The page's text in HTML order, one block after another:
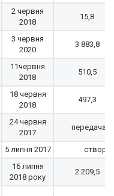
2 червня
2018
15,8
3 червня
2020
3 883,8
11червня
2018
510,5
18 червня
2018
497,3
24 червня
2017
передача
5 липня 2017
16 липня
2018 року
2 209,5